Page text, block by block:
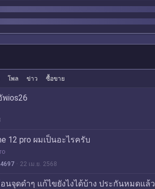
โพล ข่าว ซื้อขาย
ios26
12 pro ผมเป็นอะไรครับ
22 เม.ย. 2568
นจุดดำๆ แก้ไขยังไงได้บ้าง ประกันหมดแล้ว